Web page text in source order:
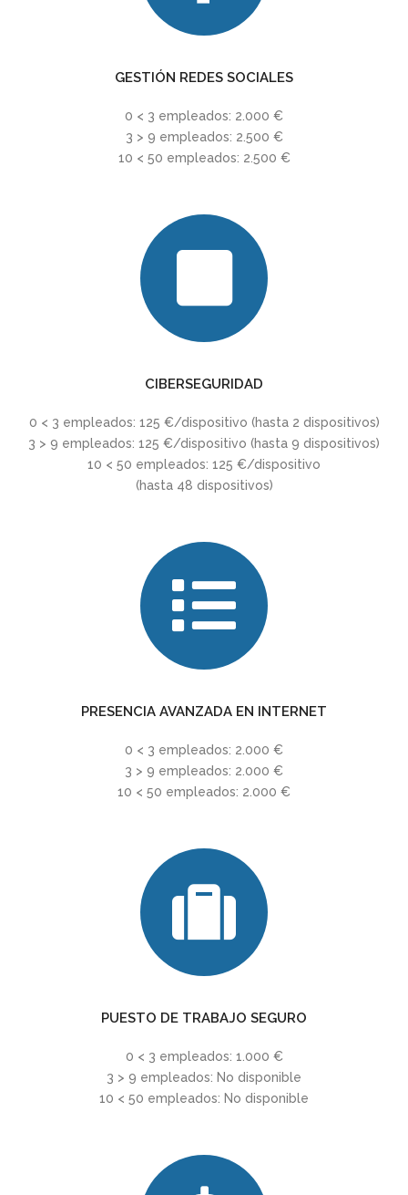
GESTIÓN REDES SOCIALES
0 < 3 empleados: 2.000 €
3 > 9 empleados: 2.500 €
10 < 50 empleados: 2.500 €
CIBERSEGURIDAD
0 < 3 empleados: 125 €/dispositivo (hasta 2 dispositivos)
3 > 9 empleados: 125 €/dispositivo (hasta 9 dispositivos)
10 < 50 empleados: 125 €/dispositivo
(hasta 48 dispositivos)
PRESENCIA AVANZADA EN INTERNET
0 < 3 empleados: 2.000 €
3 > 9 empleados: 2.000 €
10 < 50 empleados: 2.000 €
PUESTO DE TRABAJO SEGURO
0 < 3 empleados: 1.000 €
3 > 9 empleados: No disponible
10 < 50 empleados: No disponible